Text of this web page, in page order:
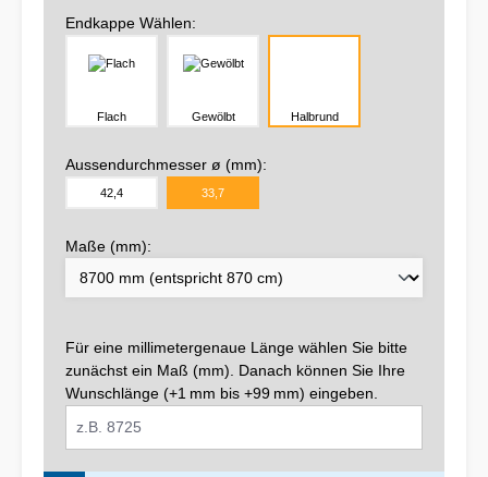
Endkappe Wählen:
Flach Gewölbt Halbrund
Aussendurchmesser ø (mm):
42,4 33,7
Maße (mm):
Für eine millimetergenaue Länge wählen Sie bitte
zunächst ein Maß (mm). Danach können Sie Ihre
Wunschlänge (+1 mm bis +99 mm) eingeben.